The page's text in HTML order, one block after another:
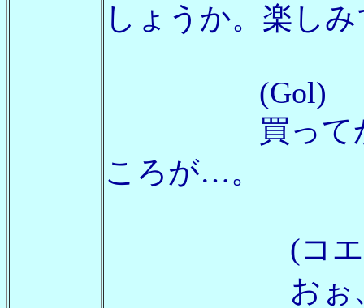
しょうか。楽し
(Gol)
買ってから
ころが…。
(コエ
おぉ、これ